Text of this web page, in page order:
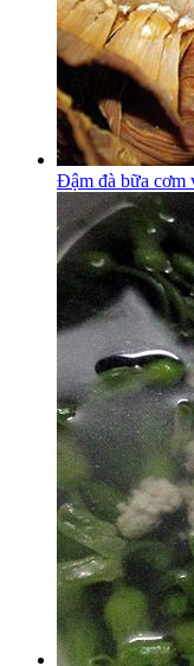
Đậm đà bữa cơm